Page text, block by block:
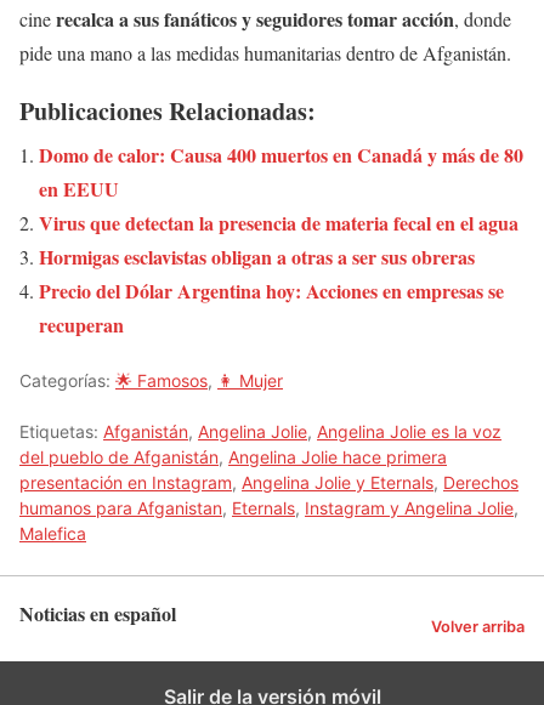
cinerecalca a sus fanáticos y seguidores tomar acción, donde
pide una mano a las medidas humanitarias dentro de Afganistán.
Publicaciones Relacionadas:
Domo de calor: Causa 400 muertos en Canadá y más de 80
en EEUU
Virus que detectan la presencia de materia fecal en el agua
Hormigas esclavistas obligan a otras a ser sus obreras
Precio del Dólar Argentina hoy: Acciones en empresas se
recuperan
Categorías: 🌟 Famosos, 👩 Mujer
Etiquetas: Afganistán, Angelina Jolie, Angelina Jolie es la voz
del pueblo de Afganistán, Angelina Jolie hace primera
presentación en Instagram, Angelina Jolie y Eternals, Derechos
humanos para Afganistan, Eternals, Instagram y Angelina Jolie,
Malefica
Noticias en español Volver arriba
Salir de la versión móvil